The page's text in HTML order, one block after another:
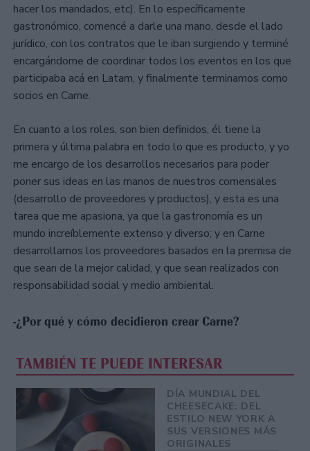
hacer los mandados, etc). En lo específicamente
gastronómico, comencé a darle una mano, desde el lado
jurídico, con los contratos que le iban surgiendo y terminé
encargándome de coordinar todos los eventos en los que
participaba acá en Latam, y finalmente terminamos como
socios en Carne.
En cuanto a los roles, son bien definidos, él tiene la
primera y última palabra en todo lo que es producto, y yo
me encargo de los desarrollos necesarios para poder
poner sus ideas en las manos de nuestros comensales
(desarrollo de proveedores y productos), y esta es una
tarea que me apasiona, ya que la gastronomía es un
mundo increíblemente extenso y diverso; y en Carne
desarrollamos los proveedores basados en la premisa de
que sean de la mejor calidad, y que sean realizados con
responsabilidad social y medio ambiental.
-¿Por qué y cómo decidieron crear Carne?
TAMBIÉN TE PUEDE INTERESAR
DÍA MUNDIAL DEL
CHEESECAKE: DEL
ESTILO NEW YORK A
SUS VERSIONES MÁS
ORIGINALES